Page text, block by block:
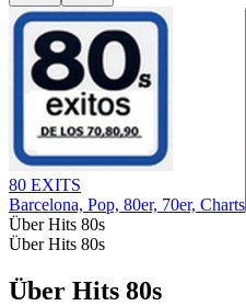
80 EXITS
Barcelona, Pop, 80er, 70er, Charts
Über Hits 80s
Über Hits 80s
Über Hits 80s